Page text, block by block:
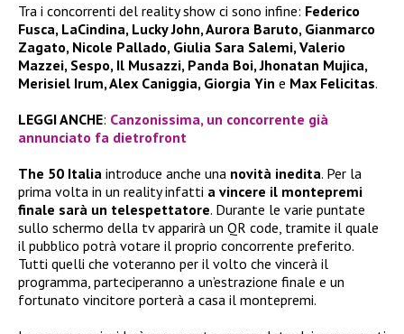
Tra i concorrenti del reality show ci sono infine: Federico
Fusca, LaCindina, Lucky John, Aurora Baruto, Gianmarco
Zagato, Nicole Pallado, Giulia Sara Salemi, Valerio
Mazzei, Sespo, Il Musazzi, Panda Boi, Jhonatan Mujica,
Merisiel Irum, Alex Caniggia, Giorgia Yin e Max Felicitas.
LEGGI ANCHE: Canzonissima, un concorrente già
annunciato fa dietrofront
The 50 Italia introduce anche una novità inedita. Per la
prima volta in un reality infatti a vincere il montepremi
finale sarà un telespettatore. Durante le varie puntate
sullo schermo della tv apparirà un QR code, tramite il quale
il pubblico potrà votare il proprio concorrente preferito.
Tutti quelli che voteranno per il volto che vincerà il
programma, parteciperanno a un’estrazione finale e un
fortunato vincitore porterà a casa il montepremi.